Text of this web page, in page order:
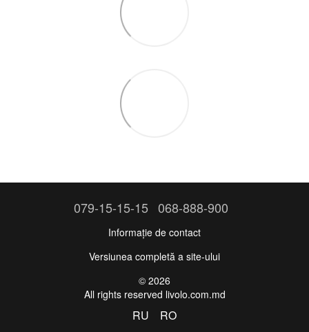
079-15-15-15 068-888-900
Informație de contact
Versiunea completă a site-ului
© 2026
All rights reserved livolo.com.md
RU RO